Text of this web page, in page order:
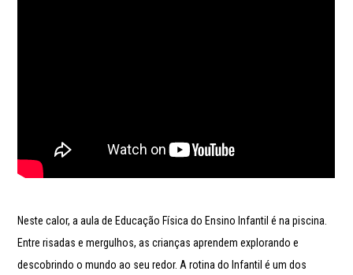
Neste calor, a aula de Educação Física do Ensino Infantil é na piscina.
Entre risadas e mergulhos, as crianças aprendem explorando e
descobrindo o mundo ao seu redor. A rotina do Infantil é um dos